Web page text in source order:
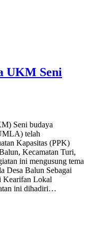
UKM Seni
Seni budaya
telah
Kapasitas (PPK)
Kecamatan Turi,
ini mengusung tema
Desa Balun Sebagai
Kearifan Lokal
ini dihadiri…